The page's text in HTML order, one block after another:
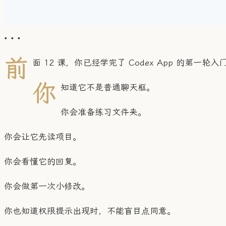
• • •
前 面 12 课，你已经学完了 Codex App 的第一轮入
你 知道它不是普通聊天框。
你会准备练习文件夹。
你会让它先读项目。
你会看懂它的回复。
你会做第一次小修改。
你也知道权限提示出现时，不能盲目点同意。